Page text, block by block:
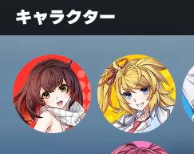
キャラクター